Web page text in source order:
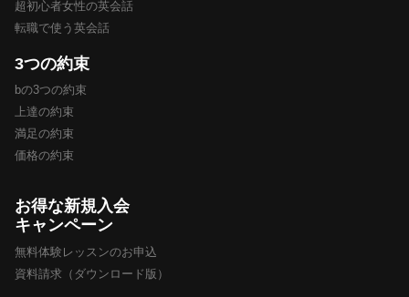
超初心者女性の英会話
転職で使う英会話
3つの約束
bの3つの約束
上達の約束
満足の約束
価格の約束
お得な新規入会
キャンペーン
無料体験レッスンのお申込
資料請求（ダウンロード版）